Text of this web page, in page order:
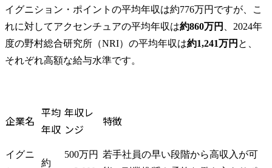
イグニション・ポイントの平均年収は約776万円ですが、こ
れに対してアクセンチュアの平均年収は約860万円
、2024年
度の野村総合研究所（NRI）の平均年収は約1,241万円 と、
それぞれ高額な給与水準です。
企業名
平均
年収
年収レ
ンジ
特徴
イグニ
約
500万円
若手社員の早い段階から高収入が可